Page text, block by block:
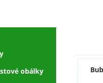
obálky